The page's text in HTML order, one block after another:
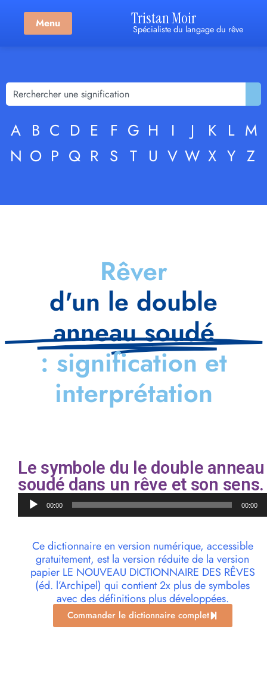
Menu Tristan Moir
Spécialiste du langage du rêve
A B C D E F G H I J K L M
N O P Q R S T U V W X Y Z
Rêver
d'un le double
anneau soudé
: signification et
interprétation
Le symbole du le double anneau
soudé dans un rêve et son sens.
Lecteur
audio00:00 00:00
Ce dictionnaire en version numérique, accessible
gratuitement, est la version réduite de la version
papier LE NOUVEAU DICTIONNAIRE DES RÊVES
(éd. l’Archipel) qui contient 2x plus de symboles
avec des définitions plus développées.
Commander le dictionnaire complet